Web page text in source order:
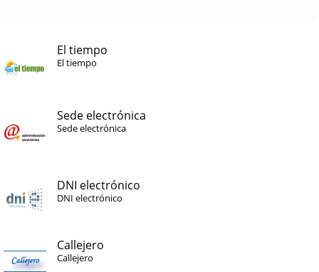
El tiempo
El tiempo
Sede electrónica
Sede electrónica
DNI electrónico
DNI electrónico
Callejero
Callejero